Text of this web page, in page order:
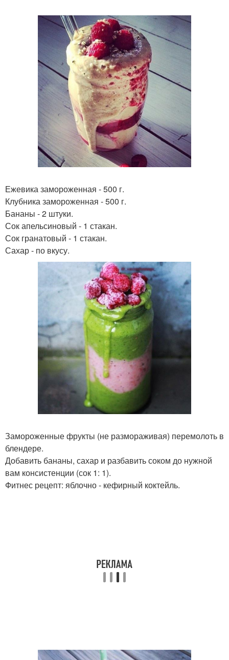
Ежевика замороженная - 500 г.
Клубника замороженная - 500 г.
Бананы - 2 штуки.
Сок апельсиновый - 1 стакан.
Сок гранатовый - 1 стакан.
Сахар - по вкусу.
Замороженные фрукты (не размораживая) перемолоть в
блендере.
Добавить бананы, сахар и разбавить соком до нужной
вам консистенции (сок 1: 1).
Фитнес рецепт: яблочно - кефирный коктейль.